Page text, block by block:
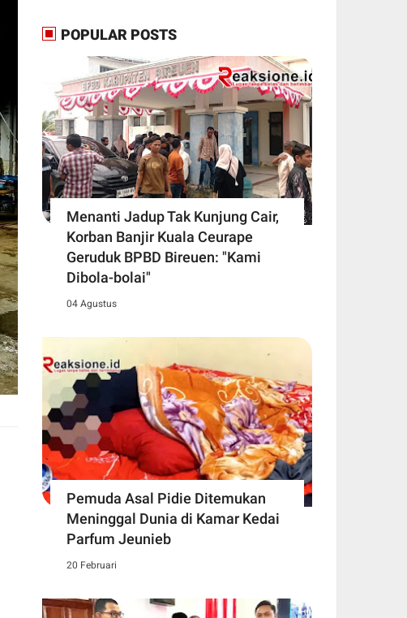
POPULAR POSTS
Menanti Jadup Tak Kunjung Cair,
Korban Banjir Kuala Ceurape
Geruduk BPBD Bireuen: "Kami
Dibola-bolai"
04 Agustus
Pemuda Asal Pidie Ditemukan
Meninggal Dunia di Kamar Kedai
Parfum Jeunieb
20 Februari